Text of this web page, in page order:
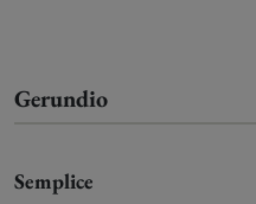
Gerundio
Semplice